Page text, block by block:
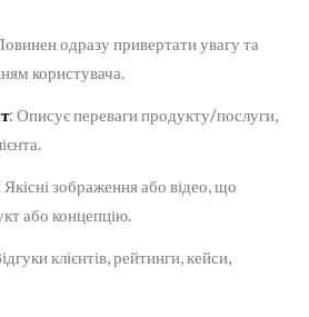
одразу привертати увагу та
користувача.
: Описує переваги продукту/послуги,
Якісні зображення або відео, що
або концепцію.
клієнтів, рейтинги, кейси,